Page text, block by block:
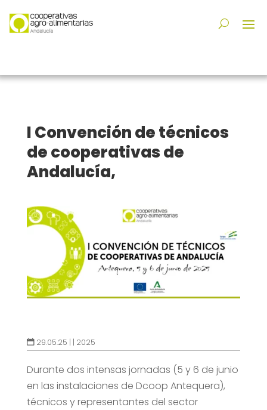
I Convención de técnicos
de cooperativas de
Andalucía,
29.05.25 | | 2025
Durante dos intensas jornadas (5 y 6 de junio
en las instalaciones de Dcoop Antequera),
técnicos y representantes del sector